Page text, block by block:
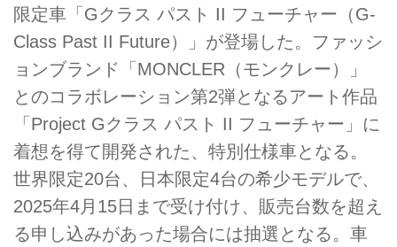
限定車「Gクラス パスト II フューチャー（G-
Class Past II Future）」が登場した。ファッシ
ョンブランド「MONCLER（モンクレー）」
とのコラボレーション第2弾となるアート作品
「Project Gクラス パスト II フューチャー」に
着想を得て開発された、特別仕様車となる。
世界限定20台、日本限定4台の希少モデルで、
2025年4月15日まで受け付け、販売台数を超え
る申し込みがあった場合には抽選となる。車